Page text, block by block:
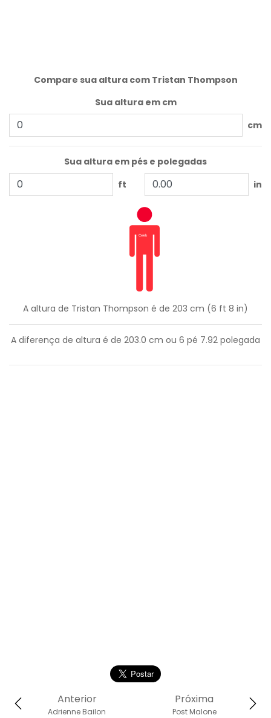
Compare sua altura com Tristan Thompson
Sua altura em cm
cm
Sua altura em pés e polegadas
ft
in
A altura de Tristan Thompson é de 203 cm (6 ft 8 in)
A diferença de altura é de 203.0 cm ou 6 pé 7.92 polegada
Próxima
Post Malone
Anterior
Adrienne Bailon